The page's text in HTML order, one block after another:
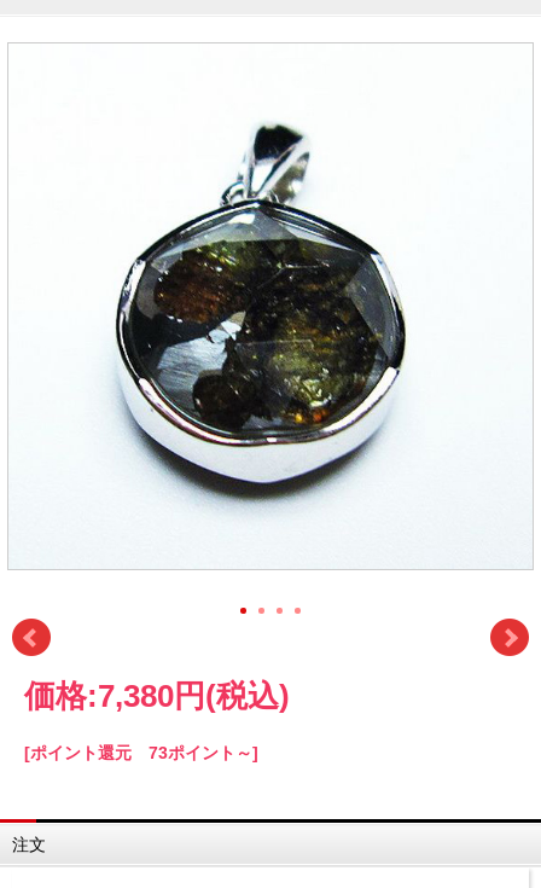
価格:7,380円 (税込)
[ポイント還元 73ポイント～]
注文